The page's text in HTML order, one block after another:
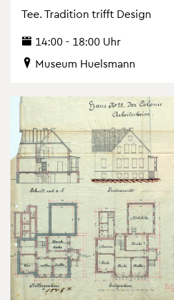
Tee. Tra­di­ti­on trifft De­sign
14:00 - 18:00 Uhr
Mu­se­um Hu­els­mann